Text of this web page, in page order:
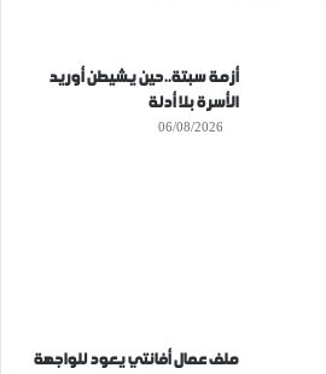
أزمة سبتة..حين يشيطن أوريد
الأسرة بلا أدلة
06/08/2026
ملف عمال أفانتي يعود للواجهة